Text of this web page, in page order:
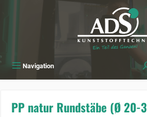
Navigation
PP natur Rundstäbe (Ø 20-